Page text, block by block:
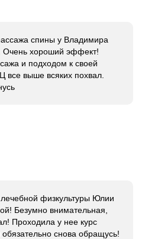
спины у Владимира
Очень хороший эффект!
и подходом к своей
все выше всяких похвал.
физкультуры Юлии
Безумно внимательная,
Проходила у нее курс
снова обращусь!